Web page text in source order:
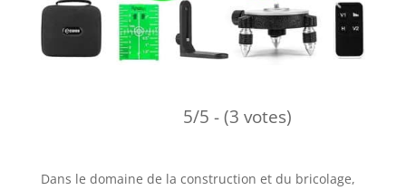
5/5 - (3 votes)
Dans le domaine de la construction et du bricolage,